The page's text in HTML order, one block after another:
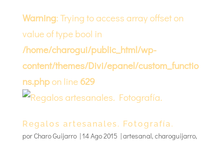
Warning: Trying to access array offset on
value of type bool in
/home/charogui/public_html/wp-
content/themes/Divi/epanel/custom_functio
ns.phpon line 629
Regalos artesanales. Fotografía.
porCharo Guijarro|14 Ago 2015 |artesanal,charoguijarro,